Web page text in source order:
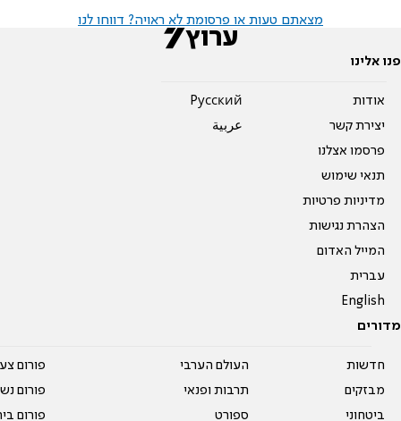
מצאתם טעות או פרסומת לא ראויה? דווחו לנו
פנו אלינו
אודות
יצירת קשר
פרסמו אצלנו
תנאי שימוש
מדיניות פרטיות
הצהרת נגישות
המייל האדום
עברית
English
Pусский
عربية
מדורים
חדשות
מבזקים
ביטחוני
העולם הערבי
תרבות ופנאי
ספורט
פורום
פורום
פורום